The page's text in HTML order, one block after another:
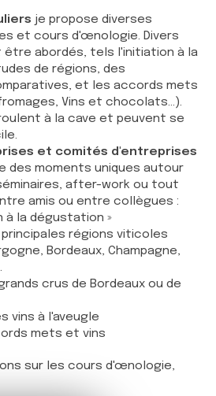
je propose diverses
et cours d'œnologie. Divers
être abordés, tels l'initiation à la
de régions, des
et les accords mets
Vins et chocolats...).
à la cave et peuvent se
et comités d'entreprises
des moments uniques autour
after-work ou tout
amis ou entre collègues :
à la dégustation »
régions viticoles
Bordeaux, Champagne,
crus de Bordeaux ou de
vins à l'aveugle
mets et vins
sur les cours d'œnologie,